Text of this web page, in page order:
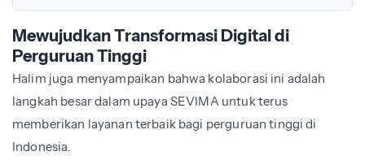
Mewujudkan Transformasi Digital di
Perguruan Tinggi
Halim juga menyampaikan bahwa kolaborasi ini adalah
langkah besar dalam upaya SEVIMA untuk terus
memberikan layanan terbaik bagi perguruan tinggi di
Indonesia.